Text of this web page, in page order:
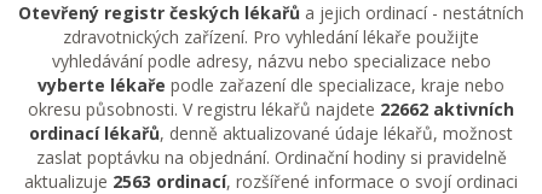
Otevřený registr českých lékařů a jejich ordinací - nestátních
zdravotnických zařízení. Pro vyhledání lékaře použijte
vyhledávání podle adresy, názvu nebo specializace nebo
vyberte lékaře podle zařazení dle specializace, kraje nebo
okresu působnosti. V registru lékařů najdete 22662 aktivních
ordinací lékařů, denně aktualizované údaje lékařů, možnost
zaslat poptávku na objednání. Ordinační hodiny si pravidelně
aktualizuje 2563 ordinací, rozšířené informace o svojí ordinaci